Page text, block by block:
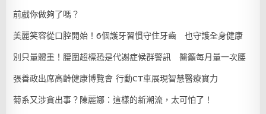
前戲你做夠了嗎？
美麗笑容從口腔開始！6個護牙習慣守住牙齒 也守護全身健康
別只量體重！腰圍超標恐是代謝症候群警訊 醫籲每月量一次腰
張善政出席高齡健康博覽會 行動CT車展現智慧醫療實力
菊系又涉貪出事？陳麗娜：這樣的新潮流，太可怕了！